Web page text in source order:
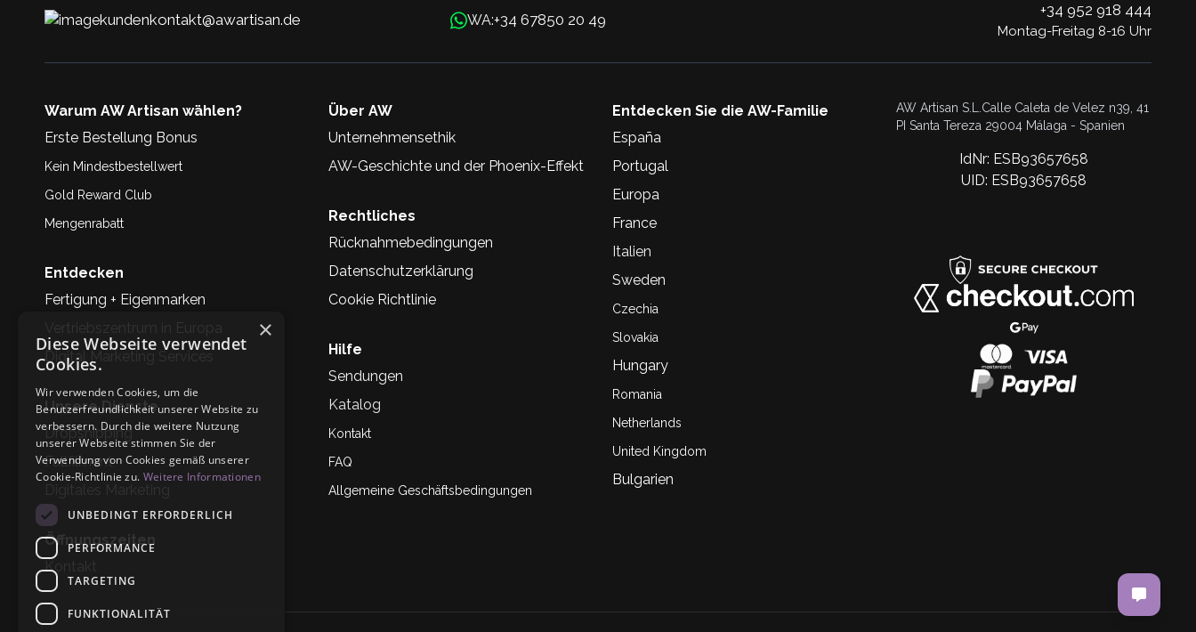
kundenkontakt@awartisan.de WA:+34 67850 20 49
+34 952 918 444
Montag-Freitag 8-16 Uhr
Warum AW Artisan wählen?
Erste Bestellung Bonus
Kein Mindestbestellwert
Gold Reward Club
Mengenrabatt
Entdecken
Fertigung + Eigenmarken
Vertriebszentrum in Europa
Digital Marketing Services
Unsere Dienste
Dropshipping
Fullfilment
Digitales Marketing
Öffnungszeiten
Kontakt
Über AW
Unternehmensethik
AW-Geschichte und der Phoenix-Effekt
Rechtliches
Rücknahmebedingungen
Datenschutzerklärung
Cookie Richtlinie
Hilfe
Sendungen
Katalog
Kontakt
FAQ
Allgemeine Geschäftsbedingungen
Entdecken Sie die AW-Familie
España
Portugal
Europa
France
Italien
Sweden
Czechia
Slovakia
Hungary
Romania
Netherlands
United Kingdom
Bulgarien
AW Artisan S.L.Calle Caleta de Velez n39, 41
PI Santa Tereza 29004 Málaga - Spanien
IdNr: ESB93657658
UID: ESB93657658
×
Diese Webseite verwendet
Cookies.
Wir verwenden Cookies, um die
Benutzerfreundlichkeit unserer Website zu
verbessern. Durch die weitere Nutzung
unserer Webseite stimmen Sie der
Verwendung von Cookies gemäß unserer
Cookie-Richtlinie zu. Weitere Informationen
UNBEDINGT ERFORDERLICH
PERFORMANCE
TARGETING
FUNKTIONALITÄT